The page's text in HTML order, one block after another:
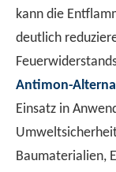
Halogenfreie
kann die
deutlich
Antimon-
Einsatz in
Baumaterialien,